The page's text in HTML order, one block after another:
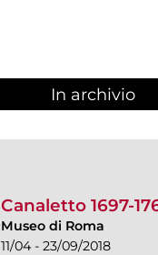
In archivio
Canaletto 1697-
Museo di Roma
11/04 - 23/09/2018